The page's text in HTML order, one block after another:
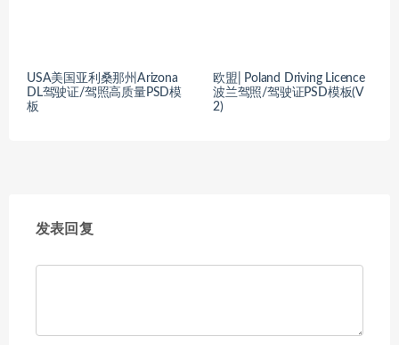
USA美国亚利桑那州Arizona
DL驾驶证/驾照高质量PSD模
板
欧盟| Poland Driving Licence
波兰驾照/驾驶证PSD模板(V
2)
发表回复